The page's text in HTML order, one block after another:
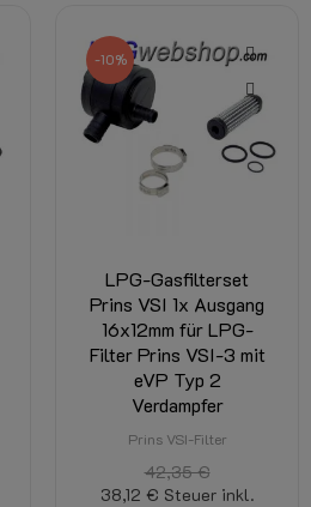
-10%
LPG-Gasfilterset
Prins VSI 1x Ausgang
16x12mm für LPG-
Filter Prins VSI-3 mit
eVP Typ 2
Verdampfer
Prins VSI-Filter
42,35 €
38,12 € Steuer inkl.